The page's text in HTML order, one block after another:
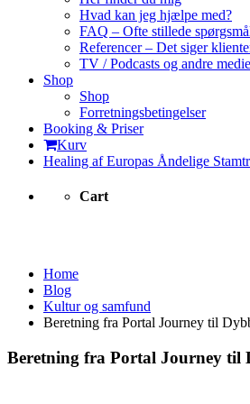
Hvad kan jeg hjælpe med?
FAQ – Ofte stillede
Referencer – Det siger
TV / Podcasts og andre
Shop
Shop
Forretningsbetingelser
Booking & Priser
Kurv
Healing af Europas Åndelige
Cart
Home
Blog
Kultur og samfund
Beretning fra Portal Journey til
Beretning fra Portal Journey til